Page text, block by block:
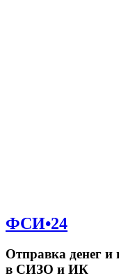
ФСИ•24
Отправка денег
в СИЗО и ИК